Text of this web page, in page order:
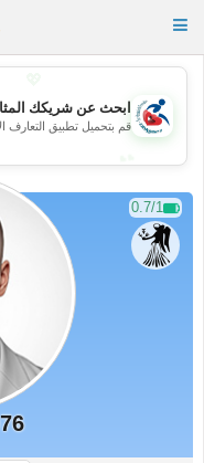
Toggle
ابحث عن شريكك
قم بتحميل تطبيق التعارف
0.7/1